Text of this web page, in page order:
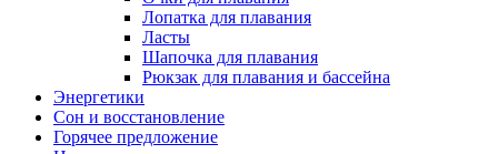
Лопатка для плавания
Ласты
Шапочка для плавания
Рюкзак для плавания и бассейна
Энергетики
Сон и восстановление
Горячее предложение